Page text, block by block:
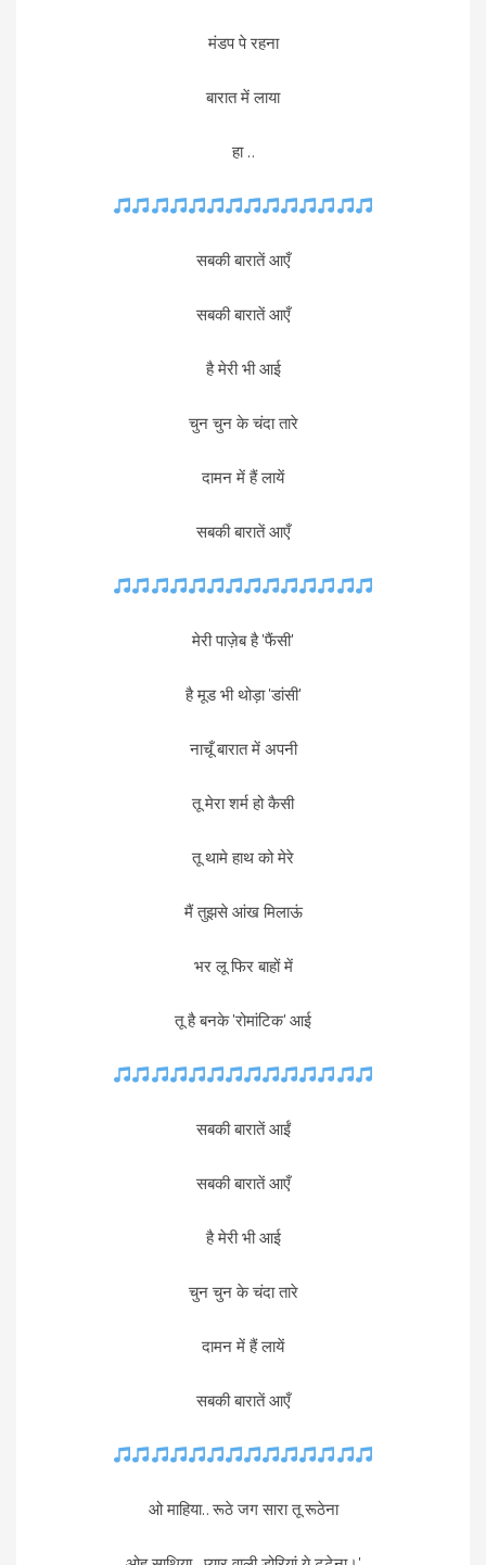
मंडप पे रहना
बारात में लाया
हा ..
सबकी बारातें आएँ
सबकी बारातें आएँ
है मेरी भी आई
चुन चुन के चंदा तारे
दामन में हैं लायें
सबकी बारातें आएँ
मेरी पाज़ेब है 'फैंसी'
है मूड भी थोड़ा 'डांसी'
नाचूँ बारात में अपनी
तू मेरा शर्म हो कैसी
तू थामे हाथ को मेरे
मैं तुझसे आंख मिलाऊं
भर लू फिर बाहों में
तू है बनके 'रोमांटिक' आई
सबकी बारातें आईं
सबकी बारातें आएँ
है मेरी भी आई
चुन चुन के चंदा तारे
दामन में हैं लायें
सबकी बारातें आएँ
ओ माहिया.. रूठे जग सारा तू रूठेना